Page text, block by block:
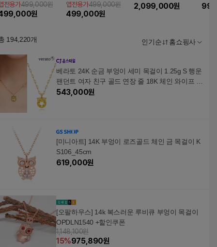
전용가499,000원
원
뱅글팔찌
앱전용가499,000원
499,000원
2,099,000원
194,220개 인기순 홈쇼핑사
베라토 24K 순금 부엉이 세미 목걸이 1.25g S 행운
팬던트 여자 친구 골드 연장 줄 18K 체인 와이프 선
물
543,000원
[미니아트] 14K 부엉이 로즈골드 체인 금 목걸이 K
S106_45cm
619,000원
[오팔하우스] 14k 복스러운 루비큐 부엉이 목걸이
OPDLN1540 +할인쿠폰
1,148,100원
15%975,890원